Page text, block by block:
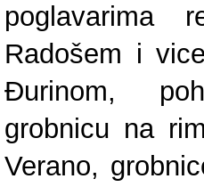
poglavarima
Radošem i
Đurinom,
grobnicu na
Verano,